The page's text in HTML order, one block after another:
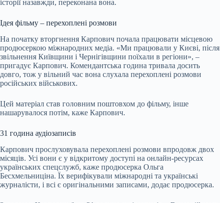
історії назавжди, переконана вона.
Ідея фільму – перехоплені розмови
На початку вторгнення Карпович почала працювати місцевою
продюсеркою міжнародних медіа. «Ми працювали у Києві, після
звільнення Київщини і Чернігівщини поїхали в регіони», –
пригадує Карпович. Комендантська година тривала досить
довго, тож у вільний час вона слухала перехоплені розмови
російських військових.
Цей матеріал став головним поштовхом до фільму, інше
нашарувалося потім, каже Карпович.
31 година аудіозаписів
Карпович прослуховувала перехоплені розмови впродовж двох
місяців. Усі вони є у відкритому доступі на онлайн-ресурсах
українських спецслужб, каже продюсерка Ольга
Бесхмельниціна. Їх верифікували міжнародні та українські
журналісти, і всі є оригінальними записами, додає продюсерка.